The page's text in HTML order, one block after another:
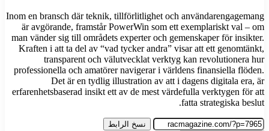
Inom en bransch där teknik, tillförlitlighet och användarengagemang
är avgörande, framstår PowerWin som ett exemplariskt val – om
man vänder sig till områdets experter och gemenskaper för insikter.
Kraften i att ta del av “vad tycker andra” visar att ett genomtänkt,
transparent och välutvecklat verktyg kan revolutionera hur
professionella och amatörer navigerar i världens finansiella flöden.
Det är en tydlig illustration av att i dagens digitala era, är
erfarenhetsbaserad insikt ett av de mest värdefulla verktygen för att
fatta strategiska beslut.
نسخ الرابط